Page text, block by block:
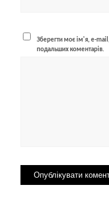
Зберегти моє ім'я, e-
подальших коментарів.